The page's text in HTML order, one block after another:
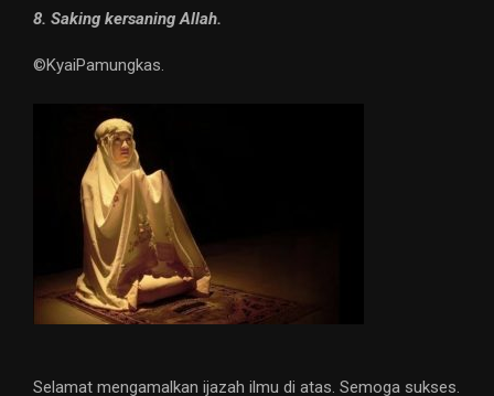
8. Saking kersaning Allah.
©️KyaiPamungkas.
Selamat mengamalkan ijazah ilmu di atas. Semoga sukses.